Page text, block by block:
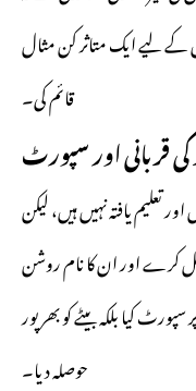
کے لیے ایک متاثر کن مثال
قائم کی۔
قربانی اور سپورٹ
تعلیم یافتہ نہیں ہیں، لیکن
کرے اور ان کا نام روشن
کیا بلکہ بیٹے کو بھرپور
حوصلہ دیا۔